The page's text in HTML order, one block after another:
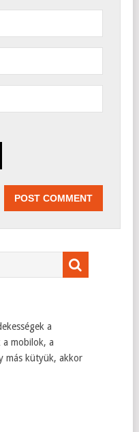
a
a mobilok, a
más kütyük, akkor